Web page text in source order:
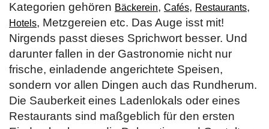
Kategorien gehören Bäckerein, Cafés, Restaurants,
Hotels, Metzgereien etc. Das Auge isst mit!
Nirgends passt dieses Sprichwort besser. Und
darunter fallen in der Gastronomie nicht nur
frische, einladende angerichtete Speisen,
sondern vor allen Dingen auch das Rundherum.
Die Sauberkeit eines Ladenlokals oder eines
Restaurants sind maßgeblich für den ersten